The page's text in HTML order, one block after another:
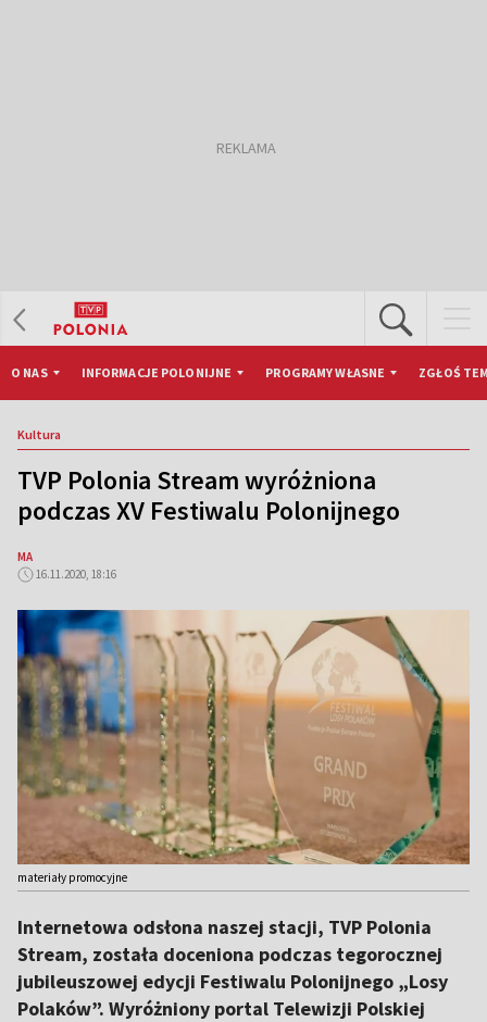
O NAS INFORMACJE POLONIJNE PROGRAMY WŁASNE ZGŁOŚ
Kultura
TVP Polonia Stream wyróżniona
podczas XV Festiwalu Polonijnego
MA
16.11.2020, 18:16
materiały promocyjne
Internetowa odsłona naszej stacji, TVP Polonia
Stream, została doceniona podczas tegorocznej
jubileuszowej edycji Festiwalu Polonijnego „Losy
Polaków”. Wyróżniony portal Telewizji Polskiej